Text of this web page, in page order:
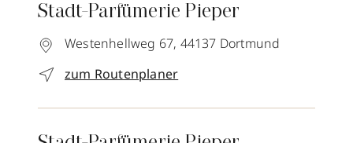
Stadt-Parfümerie Pieper
Westenhellweg 67, 44137 Dortmund
zum Routenplaner